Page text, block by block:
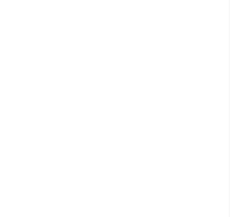
5 z 5 hvězdiček.
5 z 5 hvězdiček.